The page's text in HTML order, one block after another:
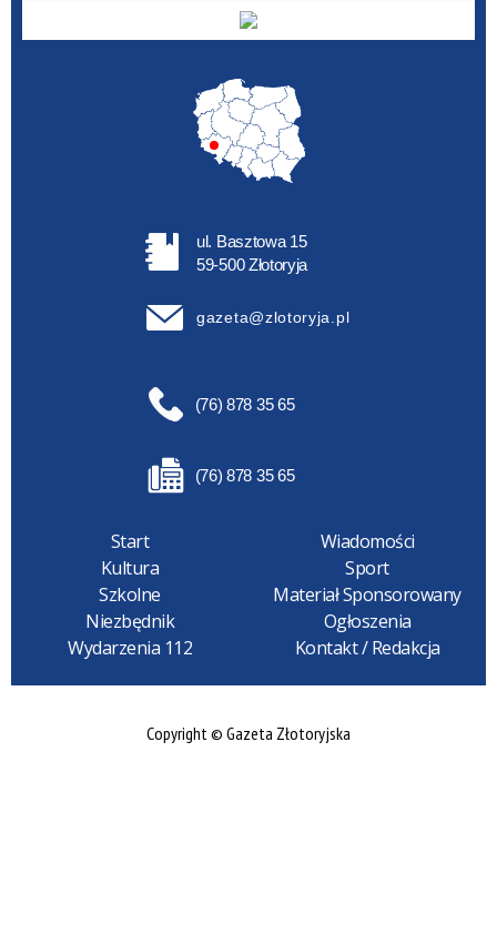
ul. Basztowa 15
59-500 Złotoryja
gazeta@zlotoryja.pl
(76) 878 35 65
(76) 878 35 65
Start
Wiadomości
Kultura
Sport
Szkolne
Materiał Sponsorowany
Niezbędnik
Ogłoszenia
Wydarzenia 112
Kontakt / Redakcja
Copyright © Gazeta Złotoryjska